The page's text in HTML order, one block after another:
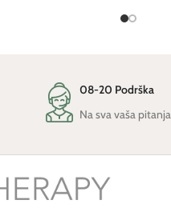
08-20 Podrška
Na sva vaša pitanja